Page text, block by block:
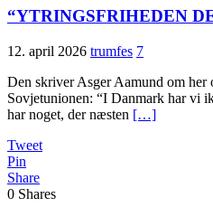
“YTRINGSFRIHEDEN
12. april 2026 trumfes 7
Den skriver Asger Aamund om
Sovjetunionen: “I Danmark har vi
har noget, der næsten […]
Tweet
Pin
Share
0 Shares